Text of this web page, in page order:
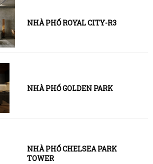
NHÀ PHỐ ROYAL CITY-R3
NHÀ PHỐ GOLDEN PARK
NHÀ PHỐ CHELSEA PARK
TOWER